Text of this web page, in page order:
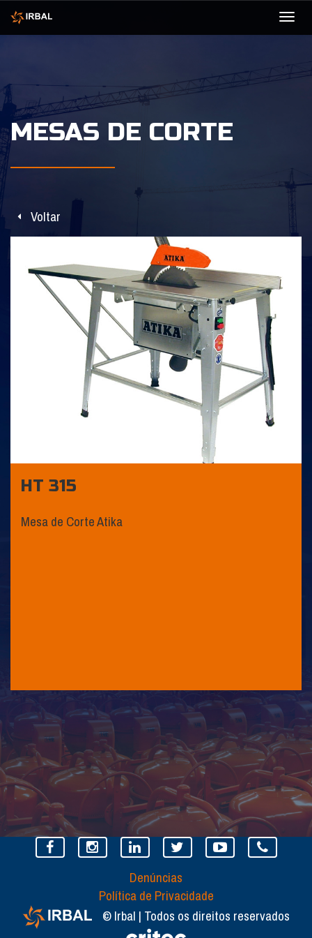
MESAS DE CORTE
Voltar
HT 315
Mesa de Corte Atika
Denúncias
Política de Privacidade
© Irbal | Todos os direitos reservados